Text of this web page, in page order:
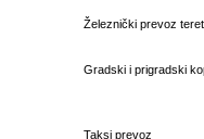
Železnički prevoz
Gradski i prigradski
Taksi prevoz